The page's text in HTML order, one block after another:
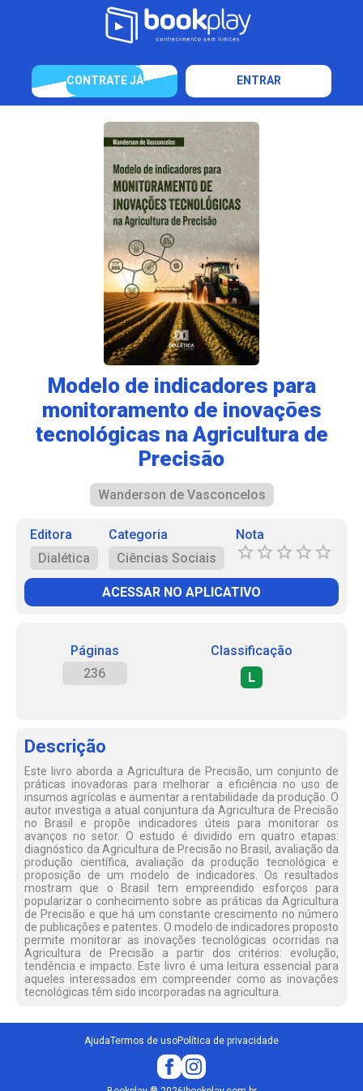
CONTRATE JÁ ENTRAR
Modelo de indicadores para
monitoramento de inovações
tecnológicas na Agricultura de
Precisão
Wanderson de Vasconcelos
Editora
Dialética
Categoria
Ciências Sociais
Nota
ACESSAR NO APLICATIVO
Páginas
236
Classificação
L
Descrição
Este livro aborda a Agricultura de Precisão, um conjunto de
práticas inovadoras para melhorar a eficiência no uso de
insumos agrícolas e aumentar a rentabilidade da produção. O
autor investiga a atual conjuntura da Agricultura de Precisão
no Brasil e propõe indicadores úteis para monitorar os
avanços no setor. O estudo é dividido em quatro etapas:
diagnóstico da Agricultura de Precisão no Brasil, avaliação da
produção científica, avaliação da produção tecnológica e
proposição de um modelo de indicadores. Os resultados
mostram que o Brasil tem empreendido esforços para
popularizar o conhecimento sobre as práticas da Agricultura
de Precisão e que há um constante crescimento no número
de publicações e patentes. O modelo de indicadores proposto
permite monitorar as inovações tecnológicas ocorridas na
Agricultura de Precisão a partir dos critérios: evolução,
tendência e impacto. Este livro é uma leitura essencial para
aqueles interessados em compreender como as inovações
tecnológicas têm sido incorporadas na agricultura.
AjudaTermos de usoPolítica de privacidade